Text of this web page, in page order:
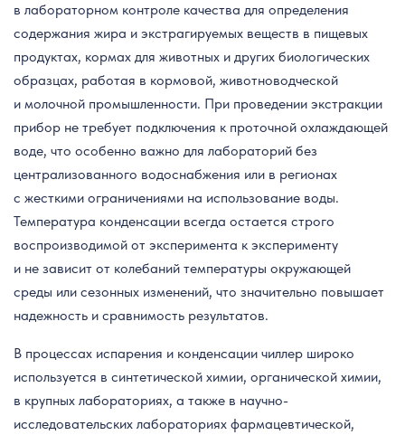
в лабораторном контроле качества для определения
содержания жира и экстрагируемых веществ в пищевых
продуктах, кормах для животных и других биологических
образцах, работая в кормовой, животноводческой
и молочной промышленности. При проведении экстракции
прибор не требует подключения к проточной охлаждающей
воде, что особенно важно для лабораторий без
централизованного водоснабжения или в регионах
с жесткими ограничениями на использование воды.
Температура конденсации всегда остается строго
воспроизводимой от эксперимента к эксперименту
и не зависит от колебаний температуры окружающей
среды или сезонных изменений, что значительно повышает
надежность и сравнимость результатов.
В процессах испарения и конденсации чиллер широко
используется в синтетической химии, органической химии,
в крупных лабораториях, а также в научно-
исследовательских лабораториях фармацевтической,